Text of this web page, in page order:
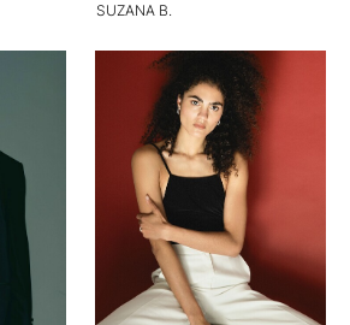
SUZANA B.